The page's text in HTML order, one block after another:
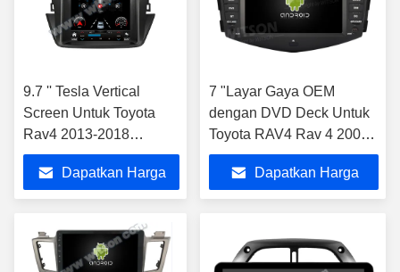
9.7 '' Tesla Vertical
Screen Untuk Toyota
Rav4 2013-2018
Android Mobil
Multimedia Player
Dapatkan Harga
7 "Layar Gaya OEM
dengan DVD Deck Untuk
Toyota RAV4 Rav 4 2006-
2012 Android Mobil DVD
GPS Multimedia Stereo
Dapatkan Harga